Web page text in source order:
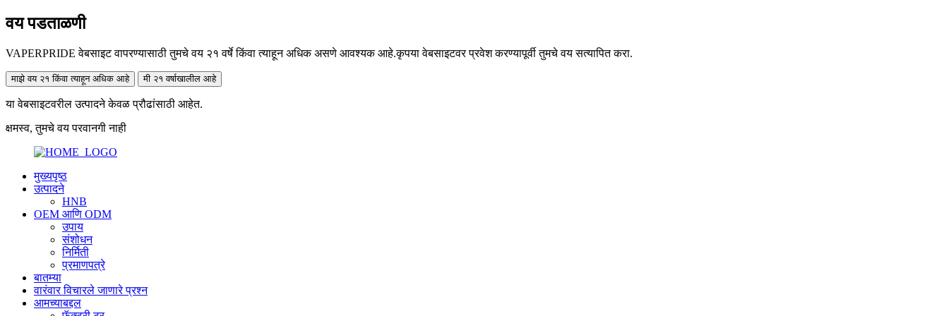
वय पडताळणी
VAPERPRIDE वेबसाइट वापरण्यासाठी तुमचे वय २१ वर्षे किंवा त्याहून अधिक असणे आवश्यक आहे.कृपया वेबसाइटवर प्रवेश करण्यापूर्वी तुमचे वय सत्यापित करा.
माझे वय २१ किंवा त्याहून अधिक आहे मी २१ वर्षाखालील आहे
या वेबसाइटवरील उत्पादने केवळ प्रौढांसाठी आहेत.
क्षमस्व, तुमचे वय परवानगी नाही
मुख्यपृष्ठ
उत्पादने
HNB
OEM आणि ODM
उपाय
संशोधन
निर्मिती
प्रमाणपत्रे
बातम्या
वारंवार विचारले जाणारे प्रश्न
आमच्याबद्दल